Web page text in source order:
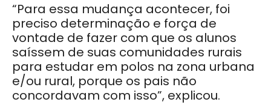
“Para essa mudança acontecer, foi
preciso determinação e força de
vontade de fazer com que os alunos
saíssem de suas comunidades rurais
para estudar em polos na zona urbana
e/ou rural, porque os pais não
concordavam com isso”, explicou.